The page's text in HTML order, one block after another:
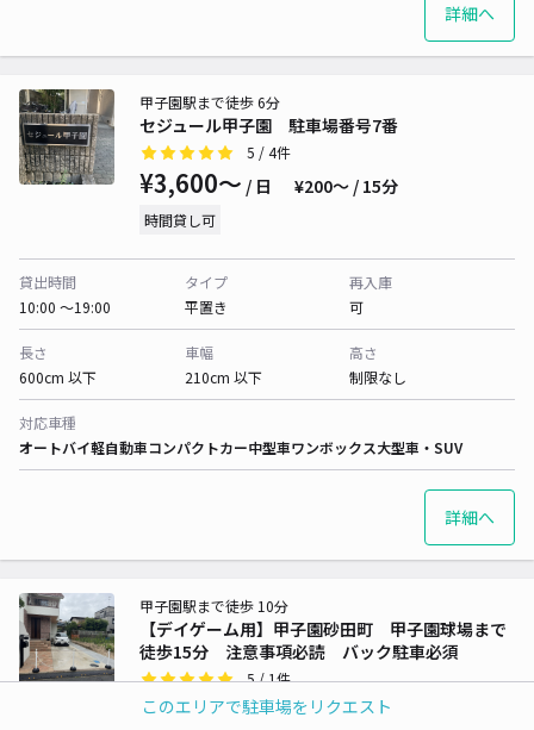
このエリアで駐車場をリクエスト
詳細へ
セジュール甲子園 駐車場番号7番
甲子園駅まで徒歩 6分
5 / 4件
¥3,600〜 / 日 ¥200〜 / 15分
時間貸し可
貸出時間
10:00 〜19:00
タイプ
平置き
再入庫
可
長さ
600cm 以下
車幅
210cm 以下
高さ
制限なし
対応車種
オートバイ軽自動車コンパクトカー中型車ワンボックス大型車・SUV
詳細へ
【デイゲーム用】甲子園砂田町 甲子園球場まで
徒歩15分 注意事項必読 バック駐車必須
甲子園駅まで徒歩 10分
5/ 1件
¥3,600〜/ 日